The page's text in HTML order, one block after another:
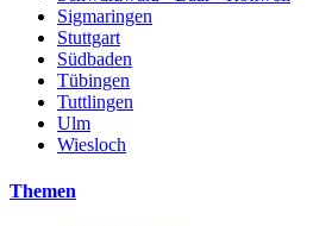
Sigmaringen
Stuttgart
Südbaden
Tübingen
Tuttlingen
Ulm
Wiesloch
Themen